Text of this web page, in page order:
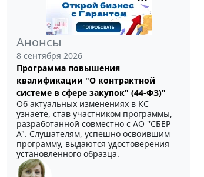
Анонсы
8 сентября 2026
Программа повышения
квалификации "О контрактной
системе в сфере закупок" (44-ФЗ)"
Об актуальных изменениях в КС
узнаете, став участником программы,
разработанной совместно с АО ''СБЕР
А". Слушателям, успешно освоившим
программу, выдаются удостоверения
установленного образца.